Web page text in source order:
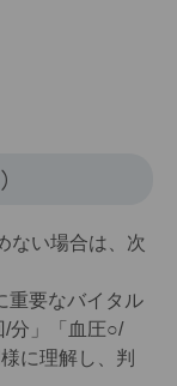
ない場合は、次
重要なバイタル
分」「血圧○/
に理解し、判